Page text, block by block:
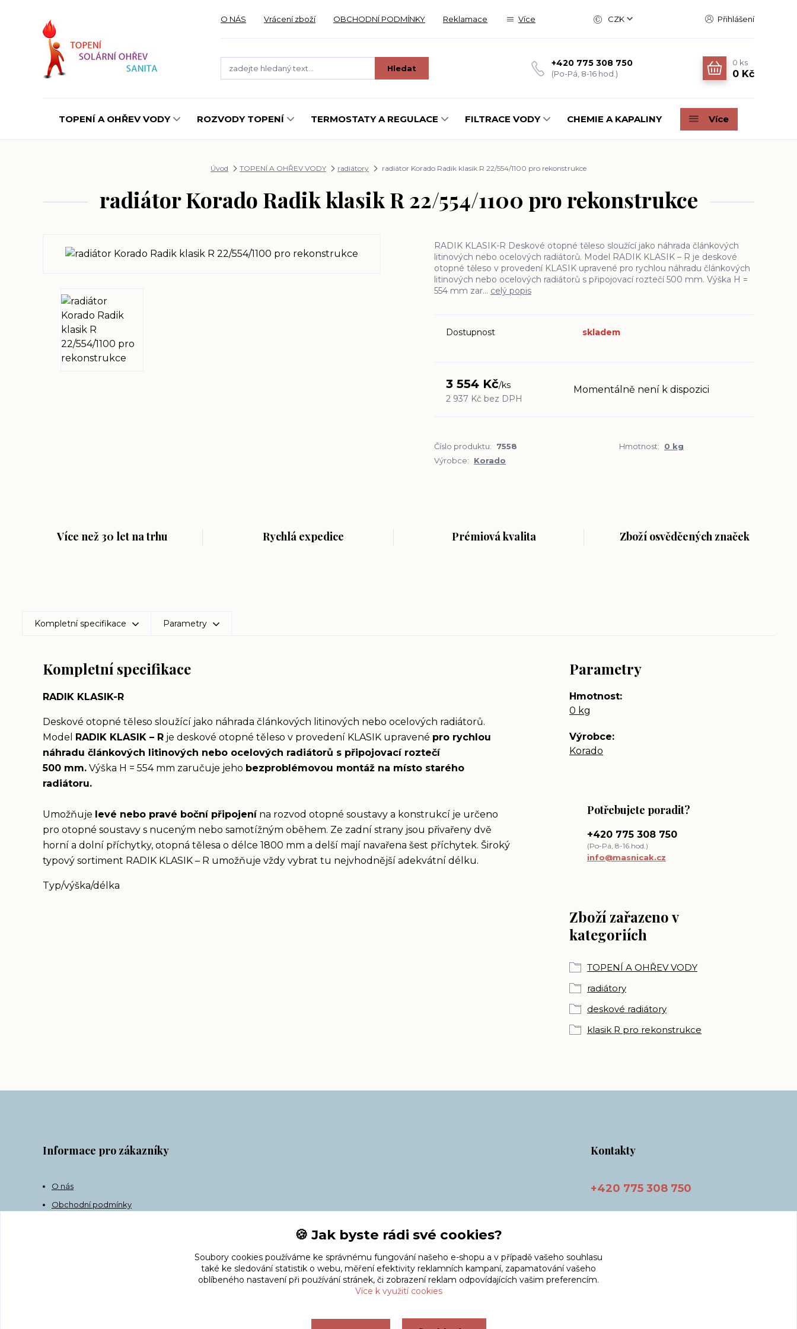
O NÁS Vrácení zboží OBCHODNÍ PODMÍNKY Reklamace Více CZK Přihlášení
Hledat +420 775 308 750
(Po-Pá, 8-16 hod.)
0 ks
0 Kč
TOPENÍ A OHŘEV VODY ROZVODY TOPENÍ TERMOSTATY A REGULACE FILTRACE VODY CHEMIE A KAPALINY Více
Úvod TOPENÍ A OHŘEV VODY radiátory radiátor Korado Radik klasik R 22/554/1100 pro rekonstrukce
radiátor Korado Radik klasik R 22/554/1100 pro rekonstrukce
RADIK KLASIK-R Deskové otopné těleso sloužící jako náhrada článkových
litinových nebo ocelových radiátorů. Model RADIK KLASIK – R je deskové
otopné těleso v provedení KLASIK upravené pro rychlou náhradu článkových
litinových nebo ocelových radiátorů s připojovací roztečí 500 mm. Výška H =
554 mm zar... celý popis
Dostupnost skladem
3 554 Kč/ks
2 937 Kč bez DPH
Momentálně není k dispozici
Číslo produktu: 7558 Hmotnost:
0 kg
Výrobce:
Korado
Více než 30 let na trhu Rychlá expedice Prémiová kvalita Zboží osvědčených značek
Kompletní specifikace Parametry
Kompletní specifikace
RADIK KLASIK-R
Deskové otopné těleso sloužící jako náhrada článkových litinových nebo ocelových radiátorů.
Model RADIK KLASIK – R je deskové otopné těleso v provedení KLASIK upravené pro rychlou
náhradu článkových litinových nebo ocelových radiátorů s připojovací roztečí
500 mm. Výška H = 554 mm zaručuje jeho bezproblémovou montáž na místo starého
radiátoru.
Umožňuje levé nebo pravé boční připojenína rozvod otopné soustavy a konstrukcí je určeno
pro otopné soustavy s nuceným nebo samotížným oběhem. Ze zadní strany jsou přivařeny dvě
horní a dolní příchytky, otopná tělesa o délce 1800 mm a delší mají navařena šest příchytek. Široký
typový sortiment RADIK KLASIK – R umožňuje vždy vybrat tu nejvhodnější adekvátní délku.
Typ/výška/délka
Parametry
Hmotnost
0 kg
Výrobce
Korado
Zboží zařazeno v
kategoriích
TOPENÍ A OHŘEV VODY
radiátory
deskové radiátory
klasik R pro rekonstrukce
Potřebujete poradit?
+420 775 308 750
(Po-Pá, 8-16 hod.)
info@masnicak.cz
Informace pro zákazníky
O nás
Obchodní podmínky
Kontakty
+420 775 308 750
🍪 Jak byste rádi své cookies?
Soubory cookies používáme ke správnému fungování našeho e-shopu a v případě vašeho souhlasu
také ke sledování statistik o webu, měření efektivity reklamních kampaní, zapamatování vašeho
oblíbeného nastavení při používání stránek, či zobrazení reklam odpovídajících vašim preferencím.
Více k využití cookies